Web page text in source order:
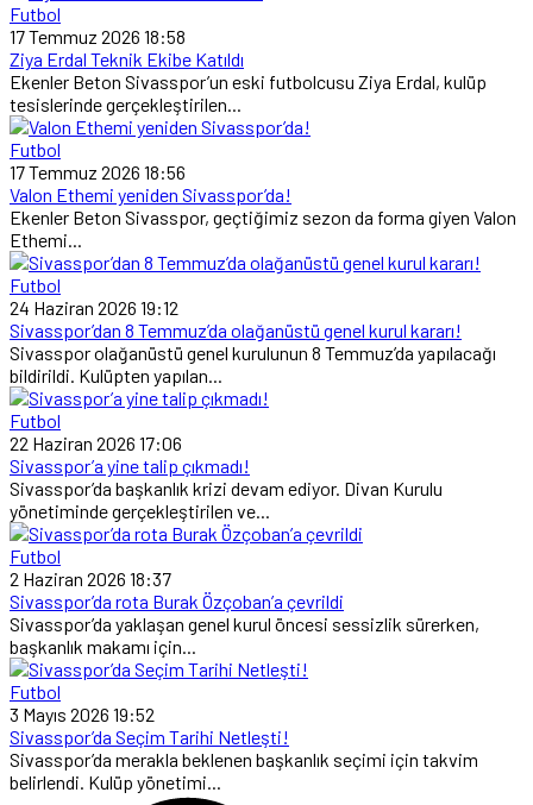
Futbol
17 Temmuz 2026 18:58
Ziya Erdal Teknik Ekibe Katıldı
Ekenler Beton Sivasspor’un eski futbolcusu Ziya Erdal, kulüp
tesislerinde gerçekleştirilen...
Futbol
17 Temmuz 2026 18:56
Valon Ethemi yeniden Sivasspor’da!
Ekenler Beton Sivasspor, geçtiğimiz sezon da forma giyen Valon
Ethemi...
Futbol
24 Haziran 2026 19:12
Sivasspor’dan 8 Temmuz’da olağanüstü genel kurul kararı!
Sivasspor olağanüstü genel kurulunun 8 Temmuz’da yapılacağı
bildirildi. Kulüpten yapılan...
Futbol
22 Haziran 2026 17:06
Sivasspor’a yine talip çıkmadı!
Sivasspor’da başkanlık krizi devam ediyor. Divan Kurulu
yönetiminde gerçekleştirilen ve...
Futbol
2 Haziran 2026 18:37
Sivasspor’da rota Burak Özçoban’a çevrildi
Sivasspor’da yaklaşan genel kurul öncesi sessizlik sürerken,
başkanlık makamı için...
Futbol
3 Mayıs 2026 19:52
Sivasspor’da Seçim Tarihi Netleşti!
Sivasspor’da merakla beklenen başkanlık seçimi için takvim
belirlendi. Kulüp yönetimi...